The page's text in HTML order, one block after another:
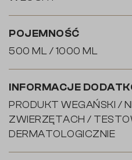
POJEMNOŚĆ
500 ML / 1000 ML
INFORMACJE
PRODUKT WEGAŃSKI /
ZWIERZĘTACH /
DERMATOLOGICZNIE